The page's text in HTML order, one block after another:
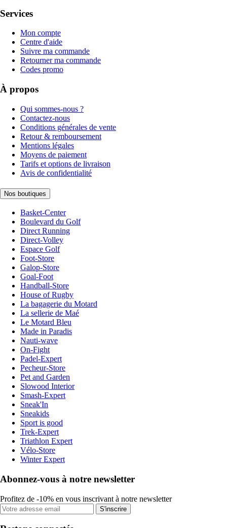
Services
Mon compte
Centre d'aide
Suivre ma commande
Retourner ma commande
Codes promo
À propos
Qui sommes-nous ?
Contactez-nous
Conditions générales de vente
Retour & remboursement
Mentions légales
Moyens de paiement
Tarifs et options de livraison
Avis de confidentialité
Nos boutiques
Basket-Center
Boulevard du Golf
Direct Running
Direct-Volley
Espace Golf
Foot-Store
Galop-Store
Goal-Foot
Handball-Store
House of Rugby
La bagagerie du Motard
La sellerie de Maé
Le Motard Bleu
Made in Paradis
Nauti-wave
On-Fight
Padel-Expert
Pecheur-Store
Pet and Garden
Slowood Interior
Smash-Expert
Sneak'In
Sneakids
Sport is good
Trek-Expert
Triathlon Expert
Vélo-Store
Winter Expert
Abonnez-vous à notre newsletter
Profitez de -10% en vous inscrivant à notre newsletter
S'inscrire